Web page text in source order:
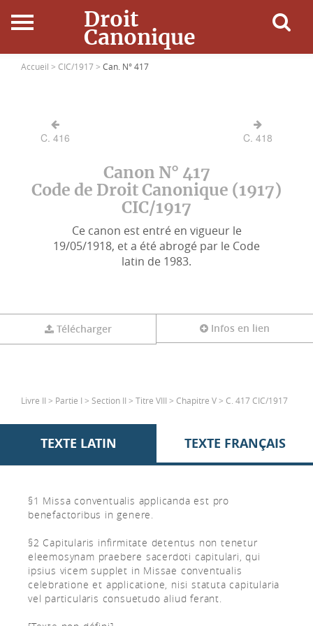
Droit
Canonique
Accueil
Ressources
Accueil > CIC/1917 > Can. N° 417
C. 416 C. 418
Canon N° 417
Code de Droit Canonique (1917)
CIC/1917
Ce canon est entré en vigueur le
19/05/1918, et a été abrogé par le Code
latin de 1983.
Télécharger Infos en lien
Livre II > Partie I > Section II > Titre VIII > Chapitre V > C. 417 CIC/1917
TEXTE LATIN TEXTE FRANÇAIS
§1 Missa conventualis applicanda est pro
benefactoribus in genere.
§2 Capitularis infirmitate detentus non tenetur
eleemosynam praebere sacerdoti capitulari, qui
ipsius vicem supplet in Missae conventualis
celebratione et applicatione, nisi statuta capitularia
vel particularis consuetudo aliud ferant.